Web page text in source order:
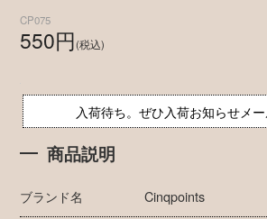
CP075
550円(税込)
入荷待ち。ぜひ入荷お知らせメー
商品説明
ブランド名 Cinqpoints